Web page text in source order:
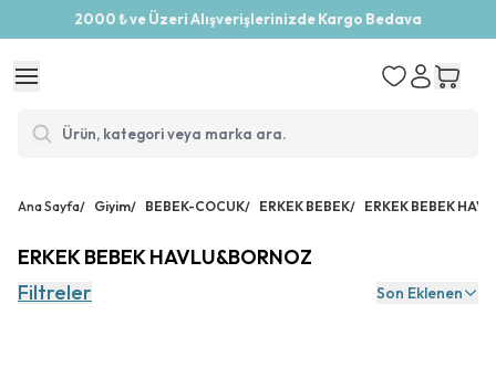
2000 ₺ ve Üzeri Alışverişlerinizde Kargo Bedava
Ana Sayfa/ Giyim/ BEBEK-COCUK/ ERKEK BEBEK/ ERKEK BEBEK
ERKEK BEBEK HAVLU&BORNOZ
Filtreler
Son Eklenen